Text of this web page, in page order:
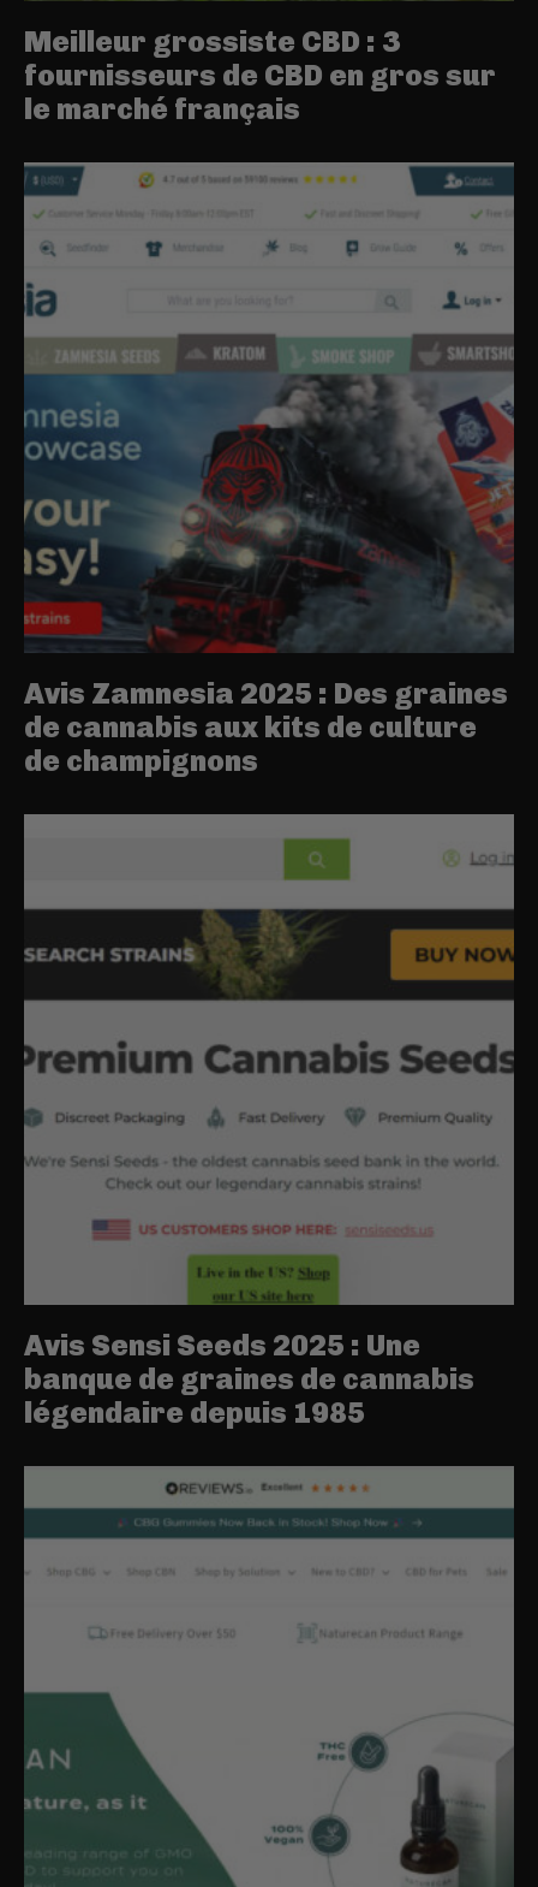
Meilleur grossiste CBD : 3
fournisseurs de CBD en gros sur
le marché français
Avis Zamnesia 2025 : Des graines
de cannabis aux kits de culture
de champignons
Avis Sensi Seeds 2025 : Une
banque de graines de cannabis
légendaire depuis 1985